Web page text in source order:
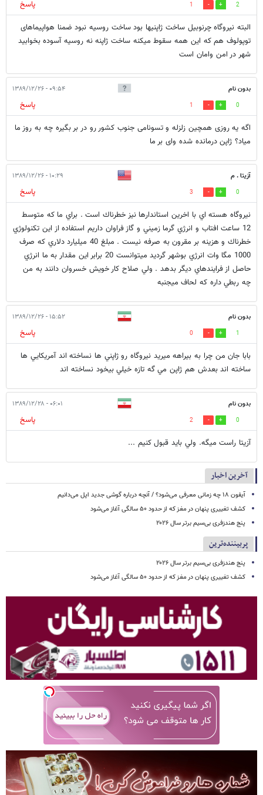
2
1
پاسخ
البته نیروگاه چرنوبیل ساخت ژاپنیها بود ساخت روسیه نبود ضمنا هواپیماهای
توپولوف هم که این همه سقوط میکنه ساخت ژاپنه نه روسیه آسوده بخوابید
شهر در امن وامان است
بدون نام ۰۹:۵۴ - ۱۳۸۹/۱۲/۲۶
0
1
پاسخ
اگه یه روزی همچین زلزله و تسونامی جنوب کشور رو در بر بگیره چه به روز ما
میاد؟ ژاپن درمانده شده وای بر ما
آزيتا . م ۱۰:۲۹ - ۱۳۸۹/۱۲/۲۶
0
3
پاسخ
نيروگاه هسته اي با اخرين استاندارها نيز خطرناك است . براي ما كه متوسط
12 ساعت افتاب و انرژي گرما زميني و گاز فراوان داريم استفاده از اين تكنولوژي
خطرناك و هزينه بر مقرون به صرفه نيست . مبلغ 40 ميليارد دلاري كه صرف
1000 مگا وات انرژي بوشهر گرديد ميتوانست 20 برابر اين مقدار به ما انرژي
حاصل از فرايندهاي ديگر بدهد . ولي صلاح كار خويش خسروان دانند به من
چه ربطي داره كه لحاف ميجنبه
بدون نام ۱۵:۵۲ - ۱۳۸۹/۱۲/۲۶
1
0
پاسخ
بابا جان من چرا به بيراهه ميريد نيروگاه رو ژاپني ها نساخته اند آمريكايي ها
ساخته اند بعدش هم ژاپن مي گه تازه خيلي بيخود نساخته اند
بدون نام ۰۶:۰۱ - ۱۳۸۹/۱۲/۲۸
0
2
پاسخ
آزيتا راست ميگه. ولي بايد قبول كنيم ...
آخرین اخبار
آیفون ۱۸ چه زمانی معرفی می‌شود؟ / آنچه درباره گوشی جدید اپل می‌دانیم
کشف تغییری پنهان در مغز که از حدود ۵۰ سالگی آغاز می‌شود
پنج هندزفری بی‌سیم برتر سال ۲۰۲۶
پربیننده‌ترین
پنج هندزفری بی‌سیم برتر سال ۲۰۲۶
کشف تغییری پنهان در مغز که از حدود ۵۰ سالگی آغاز می‌شود